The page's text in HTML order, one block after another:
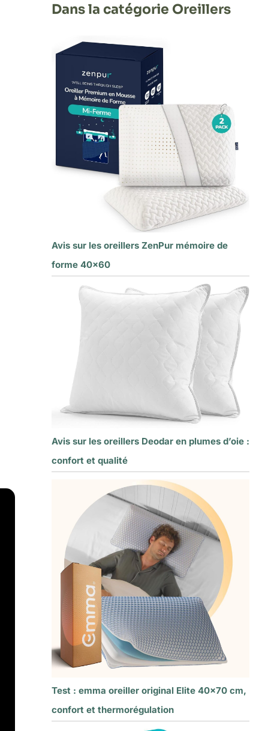
Dans la catégorie Oreillers
Avis sur les oreillers ZenPur mémoire de
forme 40×60
Avis sur les oreillers Deodar en plumes d’oie :
confort et qualité
Test : emma oreiller original Elite 40×70 cm,
confort et thermorégulation